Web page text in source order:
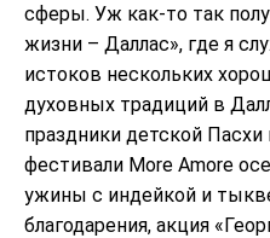
сферы. Уж как-то так
жизни – Даллас», где я
истоков нескольких
духовных традиций в
праздники детской
фестивали More Amore
ужины с индейкой и
благодарения, акция